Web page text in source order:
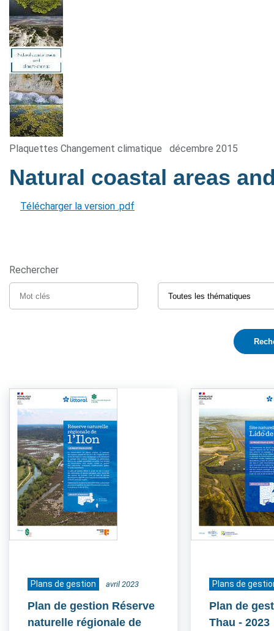
Plaquettes Changement climatique décembre 2015
Natural coastal areas
Télécharger la version .pdf
Rechercher
Plans de gestion avril 2023
Plan de gestion Réserve
naturelle régionale de
Plans de
Plan de
Thau - 2023